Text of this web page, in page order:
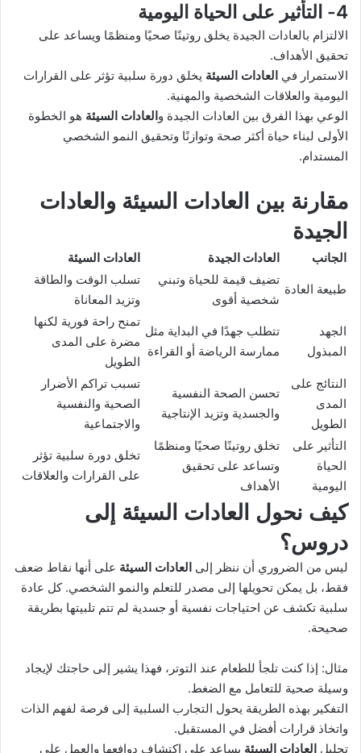
4- التأثير على الحياة اليومية
الالتزام بالعادات الجيدة يخلق روتينًا صحيًا ومنظمًا ويساعد على
تحقيق الأهداف.
الاستمرار في العادات السيئة يخلق دورة سلبية تؤثر على القرارات
اليومية والعلاقات الشخصية والمهنية.
الوعي بهذا الفرق بين العادات الجيدة والعادات السيئة هو الخطوة
الأولى لبناء حياة أكثر صحة وتوازنًا وتحقيق النمو الشخصي
المستدام.
مقارنة بين العادات السيئة والعادات
الجيدة
الجانب العادات الجيدة العادات السيئة
طبيعة العادة
تضيف قيمة للحياة وتبني
شخصية أقوى
تسلب الوقت والطاقة
وتزيد المعاناة
الجهد
المبذول
تتطلب جهدًا في البداية مثل
ممارسة الرياضة أو القراءة
تمنح راحة فورية لكنها
مضرة على المدى
الطويل
النتائج على
المدى
الطويل
تحسن الصحة النفسية
والجسدية وتزيد الإنتاجية
تسبب تراكم الأضرار
الصحية والنفسية
والاجتماعية
التأثير على
الحياة
اليومية
تخلق روتينًا صحيًا ومنظمًا
وتساعد على تحقيق
الأهداف
تخلق دورة سلبية تؤثر
على القرارات والعلاقات
كيف نحول العادات السيئة إلى
دروس؟
ليس من الضروري أن ننظر إلى العادات السيئة على أنها نقاط ضعف
فقط، بل يمكن تحويلها إلى مصدر للتعلم والنمو الشخصي. كل عادة
سلبية تكشف عن احتياجات نفسية أو جسدية لم تتم تلبيتها بطريقة
صحيحة.
مثال: إذا كنت تلجأ للطعام عند التوتر، فهذا يشير إلى حاجتك لإيجاد
وسيلة صحية للتعامل مع الضغط.
التفكير بهذه الطريقة يحول التجارب السلبية إلى فرصة لفهم الذات
واتخاذ قرارات أفضل في المستقبل.
تحليل العادات السيئة يساعد على اكتشاف دوافعها والعمل على